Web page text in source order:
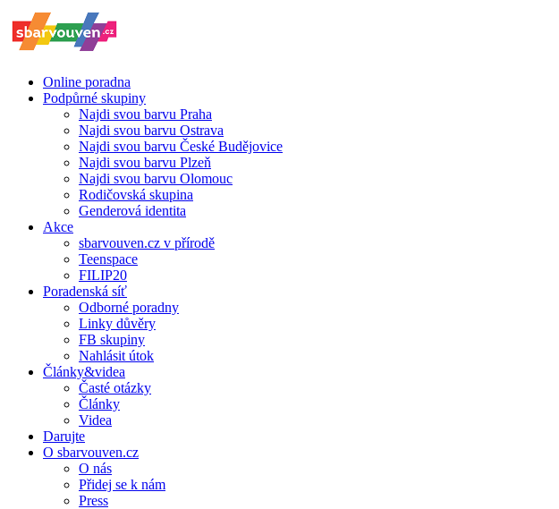
Online poradna
Podpůrné skupiny
Najdi svou barvu Praha
Najdi svou barvu Ostrava
Najdi svou barvu České Budějovice
Najdi svou barvu Plzeň
Najdi svou barvu Olomouc
Rodičovská skupina
Genderová identita
Akce
sbarvouven.cz v přírodě
Teenspace
FILIP20
Poradenská síť
Odborné poradny
Linky důvěry
FB skupiny
Nahlásit útok
Články&videa
Časté otázky
Články
Videa
Darujte
O sbarvouven.cz
O nás
Přidej se k nám
Press